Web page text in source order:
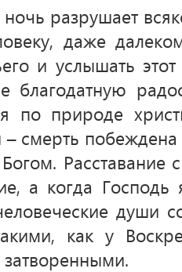
разрушает
даже
и услышать этот
благодатную
по природе
смерть
Богом.
а когда
души
как у